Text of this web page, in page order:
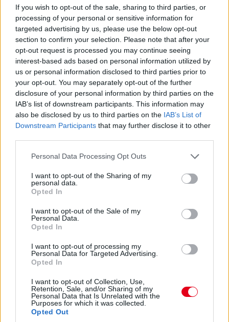
If you wish to opt-out of the sale, sharing to third parties, or
processing of your personal or sensitive information for
targeted advertising by us, please use the below opt-out
section to confirm your selection. Please note that after your
opt-out request is processed you may continue seeing
interest-based ads based on personal information utilized by
us or personal information disclosed to third parties prior to
your opt-out. You may separately opt-out of the further
disclosure of your personal information by third parties on the
IAB’s list of downstream participants. This information may
also be disclosed by us to third parties on the IAB’s List of
Downstream Participants that may further disclose it to other
Please note that this website/app uses one or more Google
not limited to your visit or usage behaviour. You may click to
grant or deny consent to Google and its third-party tags to
use your data for below specified purposes in below Google
consent section.
Personal Data Processing Opt Outs
I want to opt-out of the Sharing of my
personal data.
Opted In
I want to opt-out of the Sale of my
Personal Data.
Opted In
I want to opt-out of processing my
Personal Data for Targeted Advertising.
Opted In
I want to opt-out of Collection, Use,
Retention, Sale, and/or Sharing of my
Personal Data that Is Unrelated with the
Purposes for which it was collected.
Opted Out
16:25
Verstappen az első helyen, a címvédő 1:12.644-et ment.
Eközben Leclerc bár veszített az utolsó szektorban, még így is
harmadik. Verstappen, Alonso, Leclerc az első három, de Stroll
is dicséretes a negyedik helyével. Három perccel a Q1 vége
előtt mögöttük. Ocon, Russell, Gasly, Tsunoda, Norris és De
Vries az első tízben.
16:23
Nem tud eleget javulni a hétszeres világbajnok. Bér a 12.
helyre ugrik fel, ez lehet kevés lesz. Még Sainz is mögötte van,
Hat perc maradt vissza, Hamilton pedig megint kieső helyen,
ahogyan Perez is, ám a mexikóoi már biztosan nem javít. Az
idők javulásával szinte biztosan utolsó lesz majd. Nagy
tűzijáték várható itt!
Gyorsan változnak a dolgok! Alonso az élen 1:12.886-os
idővel, Ocon a második 133 ezredes lemaradással, de
meglepetés Gasly harmadik, illetőleg De Vries hatodik helye is.
A brit-thai versenyzőtől gyorsan elveszik az első pozíciót.
Egyelőre Verstappen és Russell került elé.